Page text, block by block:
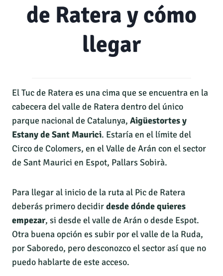
de Ratera y cómo
llegar
El Tuc de Ratera es una cima que se encuentra en la
cabecera del valle de Ratera dentro del único
parque nacional de Catalunya, Aigüestortes y
Estany de Sant Maurici. Estaría en el límite del
Circo de Colomers, en el Valle de Arán con el sector
de Sant Maurici en Espot, Pallars Sobirà.
Para llegar al inicio de la ruta al Pic de Ratera
deberás primero decidirdesde dónde quieres
empezar, si desde el valle de Arán o desde Espot.
Otra buena opción es subir por el valle de la Ruda,
por Saboredo, pero desconozco el sector así que no
puedo hablarte de este acceso.